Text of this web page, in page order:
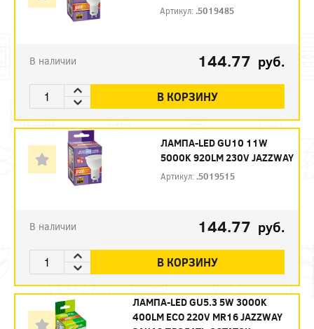
Артикул: .5019485
В наличии 144.77 руб.
В КОРЗИНУ
ЛАМПА-LED GU10 11W
5000K 920LM 230V JAZZWAY
Артикул: .5019515
В наличии 144.77 руб.
В КОРЗИНУ
ЛАМПА-LED GU5.3 5W 3000K
400LM ECO 220V MR16 JAZZWAY